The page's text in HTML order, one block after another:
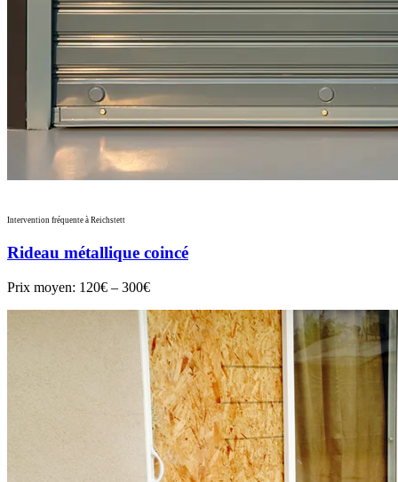
Intervention fréquente à Reichstett
Rideau métallique coincé
Prix moyen: 120€ – 300€